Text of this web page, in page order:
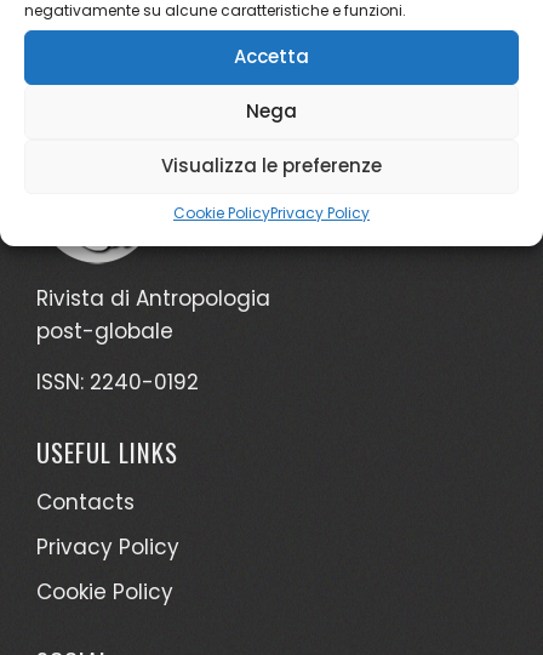
negativamente su alcune caratteristiche e funzioni.
Accetta
Nega
Visualizza le preferenze
Cookie PolicyPrivacy Policy
Rivista di Antropologia
post-globale
ISSN: 2240-0192
USEFUL LINKS
Contacts
Privacy Policy
Cookie Policy